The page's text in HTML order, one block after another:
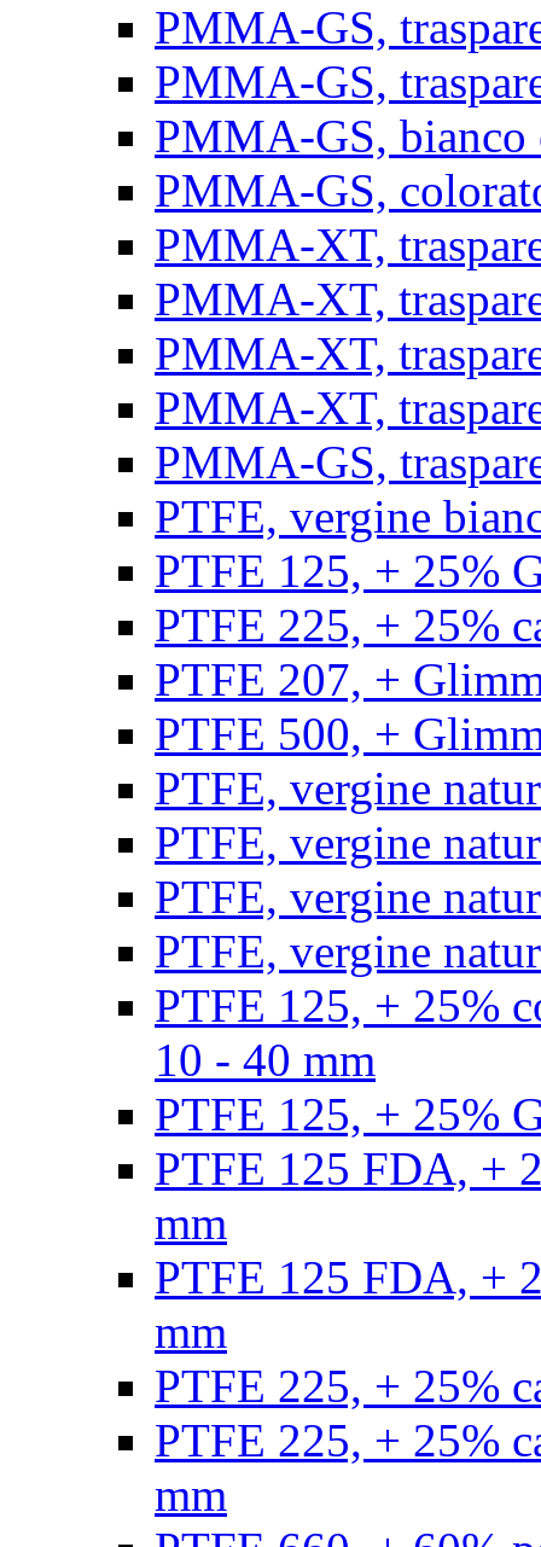
PMMA-GS,
PMMA-GS,
PMMA-GS, bianco
PMMA-GS,
PMMA-XT,
PMMA-XT,
PMMA-XT,
PMMA-XT,
PMMA-GS,
PTFE, vergine
PTFE 125, + 25%
PTFE 225, + 25%
PTFE 207, +
PTFE 500, +
PTFE, vergine
PTFE, vergine
PTFE, vergine
PTFE, vergine
PTFE 125, + 25%
10 - 40 mm
PTFE 125, + 25%
PTFE 125 FDA, +
mm
PTFE 125 FDA, +
mm
PTFE 225, + 25%
PTFE 225, + 25%
mm